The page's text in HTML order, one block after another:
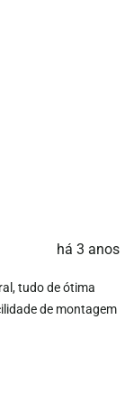
há 3 anos
tudo de ótima
de montagem